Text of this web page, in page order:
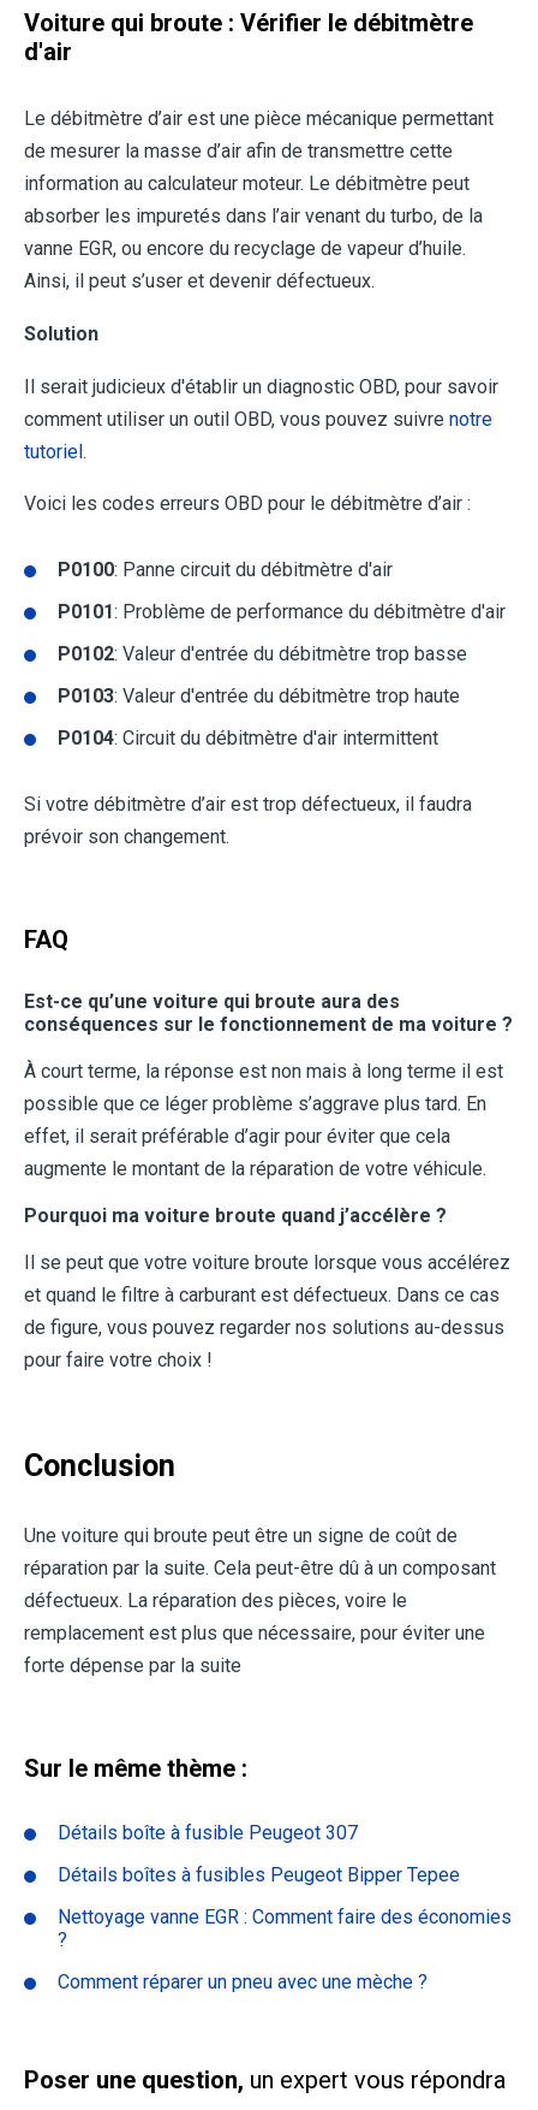
Voiture qui broute : Vérifier le débitmètre
d'air
Le débitmètre d’air est une pièce mécanique permettant
de mesurer la masse d’air afin de transmettre cette
information au calculateur moteur. Le débitmètre peut
absorber les impuretés dans l’air venant du turbo, de la
vanne EGR, ou encore du recyclage de vapeur d’huile.
Ainsi, il peut s’user et devenir défectueux.
Solution
Il serait judicieux d'établir un diagnostic OBD, pour savoir
comment utiliser un outil OBD, vous pouvez suivre notre
tutoriel .
Voici les codes erreurs OBD pour le débitmètre d’air :
P0100: Panne circuit du débitmètre d'air
P0101: Problème de performance du débitmètre d'air
P0102: Valeur d'entrée du débitmètre trop basse
P0103: Valeur d'entrée du débitmètre trop haute
P0104: Circuit du débitmètre d'air intermittent
Si votre débitmètre d’air est trop défectueux, il faudra
prévoir son changement.
FAQ
Est-ce qu’une voiture qui broute aura des
conséquences sur le fonctionnement de ma voiture ?
À court terme, la réponse est non mais à long terme il est
possible que ce léger problème s’aggrave plus tard. En
effet, il serait préférable d’agir pour éviter que cela
augmente le montant de la réparation de votre véhicule.
Pourquoi ma voiture broute quand j’accélère ?
Il se peut que votre voiture broute lorsque vous accélérez
et quand le filtre à carburant est défectueux. Dans ce cas
de figure, vous pouvez regarder nos solutions au-dessus
pour faire votre choix !
Conclusion
Une voiture qui broute peut être un signe de coût de
réparation par la suite. Cela peut-être dû à un composant
défectueux. La réparation des pièces, voire le
remplacement est plus que nécessaire, pour éviter une
forte dépense par la suite
Sur le même thème :
Détails boîte à fusible Peugeot 307
Détails boîtes à fusibles Peugeot Bipper Tepee
Nettoyage vanne EGR : Comment faire des économies
?
Comment réparer un pneu avec une mèche ?
Poser une question, un expert vous répondra